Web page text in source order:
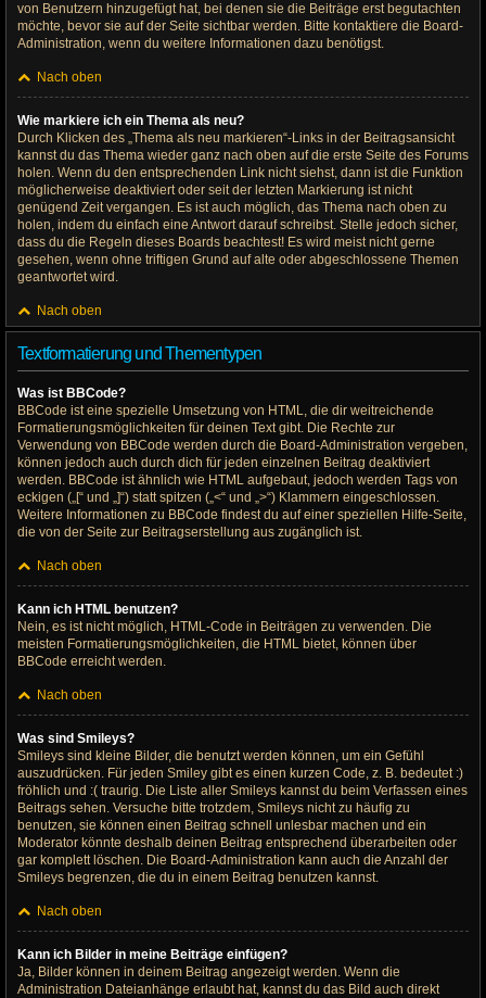
von Benutzern hinzugefügt hat, bei denen sie die Beiträge erst begutachten
möchte, bevor sie auf der Seite sichtbar werden. Bitte kontaktiere die Board-
Administration, wenn du weitere Informationen dazu benötigst.
Nach oben
Wie markiere ich ein Thema als neu?
Durch Klicken des „Thema als neu markieren“-Links in der Beitragsansicht
kannst du das Thema wieder ganz nach oben auf die erste Seite des Forums
holen. Wenn du den entsprechenden Link nicht siehst, dann ist die Funktion
möglicherweise deaktiviert oder seit der letzten Markierung ist nicht
genügend Zeit vergangen. Es ist auch möglich, das Thema nach oben zu
holen, indem du einfach eine Antwort darauf schreibst. Stelle jedoch sicher,
dass du die Regeln dieses Boards beachtest! Es wird meist nicht gerne
gesehen, wenn ohne triftigen Grund auf alte oder abgeschlossene Themen
geantwortet wird.
Nach oben
Textformatierung und Thementypen
Was ist BBCode?
BBCode ist eine spezielle Umsetzung von HTML, die dir weitreichende
Formatierungsmöglichkeiten für deinen Text gibt. Die Rechte zur
Verwendung von BBCode werden durch die Board-Administration vergeben,
können jedoch auch durch dich für jeden einzelnen Beitrag deaktiviert
werden. BBCode ist ähnlich wie HTML aufgebaut, jedoch werden Tags von
eckigen („[“ und „]“) statt spitzen („<“ und „>“) Klammern eingeschlossen.
Weitere Informationen zu BBCode findest du auf einer speziellen Hilfe-Seite,
die von der Seite zur Beitragserstellung aus zugänglich ist.
Nach oben
Kann ich HTML benutzen?
Nein, es ist nicht möglich, HTML-Code in Beiträgen zu verwenden. Die
meisten Formatierungsmöglichkeiten, die HTML bietet, können über
BBCode erreicht werden.
Nach oben
Was sind Smileys?
Smileys sind kleine Bilder, die benutzt werden können, um ein Gefühl
auszudrücken. Für jeden Smiley gibt es einen kurzen Code, z. B. bedeutet :)
fröhlich und :( traurig. Die Liste aller Smileys kannst du beim Verfassen eines
Beitrags sehen. Versuche bitte trotzdem, Smileys nicht zu häufig zu
benutzen, sie können einen Beitrag schnell unlesbar machen und ein
Moderator könnte deshalb deinen Beitrag entsprechend überarbeiten oder
gar komplett löschen. Die Board-Administration kann auch die Anzahl der
Smileys begrenzen, die du in einem Beitrag benutzen kannst.
Nach oben
Kann ich Bilder in meine Beiträge einfügen?
Ja, Bilder können in deinem Beitrag angezeigt werden. Wenn die
Administration Dateianhänge erlaubt hat, kannst du das Bild auch direkt